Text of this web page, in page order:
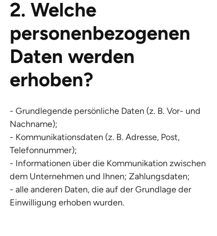
2. Welche
personenbezogenen
Daten werden
erhoben?
- Grundlegende persönliche Daten (z. B. Vor- und
Nachname);
- Kommunikationsdaten (z. B. Adresse, Post,
Telefonnummer);
- Informationen über die Kommunikation zwischen
dem Unternehmen und Ihnen; Zahlungsdaten;
- alle anderen Daten, die auf der Grundlage der
Einwilligung erhoben wurden.